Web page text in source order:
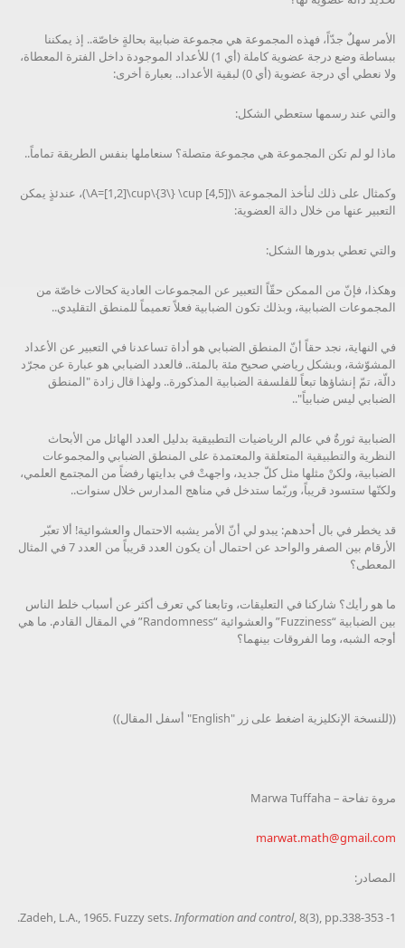
الأمر سهلٌ جدّاً، فهذه المجموعة هي مجموعة ضبابية بحالةٍ خاصّة.. إذ يمكننا
ببساطة وضع درجة عضوية كاملة (أي 1) للأعداد الموجودة داخل الفترة المعطاة،
ولا نعطي أي درجة عضوية (أي 0) لبقية الأعداد.. بعبارة أخرى:
والتي عند رسمها ستعطي الشكل:
ماذا لو لم تكن المجموعة هي مجموعة متصلة؟ سنعاملها بنفس الطريقة تماماً..
وكمثال على ذلك لنأخذ المجموعة \(A=[1,2]\cup\{3\} \cup [4,5]\)، عندئذٍ يمكن
التعبير عنها من خلال دالة العضوية:
والتي تعطي بدورها الشكل:
وهكذا، فإنّ من الممكن حقّاً التعبير عن المجموعات العادية كحالات خاصّة من
المجموعات الضبابية، وبذلك تكون الضبابية فعلاً تعميماً للمنطق التقليدي..
في النهاية، نجد حقاً أنّ المنطق الضبابي هو أداة تساعدنا في التعبير عن الأعداد
المشوّشة، وبشكل رياضي صحيح مئة بالمئة.. فالعدد الضبابي هو عبارة عن مجرّد
دالّة، تمّ إنشاؤها تبعاً للفلسفة الضبابية المذكورة.. ولهذا قال زادة "المنطق
الضبابي ليس ضبابياً"..
الضبابية ثورةٌ في عالم الرياضيات التطبيقية بدليل العدد الهائل من الأبحاث
النظرية والتطبيقية المتعلقة والمعتمدة على المنطق الضبابي والمجموعات
الضبابية، ولكنْ مثلها مثل كلّ جديد، واجهتْ في بدايتها رفضاً من المجتمع العلمي،
ولكنّها ستسود قريباً، وربّما ستدخل في مناهج المدارس خلال سنوات..
قد يخطر في بال أحدهم: يبدو لي أنّ الأمر يشبه الاحتمال والعشوائية! ألا تعبّر
الأرقام بين الصفر والواحد عن احتمال أن يكون العدد قريباً من العدد 7 في المثال
المعطى؟
ما هو رأيك؟ شاركنا في التعليقات، وتابعنا كي تعرف أكثر عن أسباب خلط الناس
بين الضبابية “Fuzziness” والعشوائية “Randomness” في المقال القادم. ما هي
أوجه الشبه، وما الفروقات بينهما؟
((للنسخة الإنكليزية اضغط على زر "English" أسفل المقال))
مروة تفاحة – Marwa Tuffaha
marwat.math@gmail.com
المصادر:
1- Zadeh, L.A., 1965. Fuzzy sets.
Information and control, 8(3), pp.338-353.